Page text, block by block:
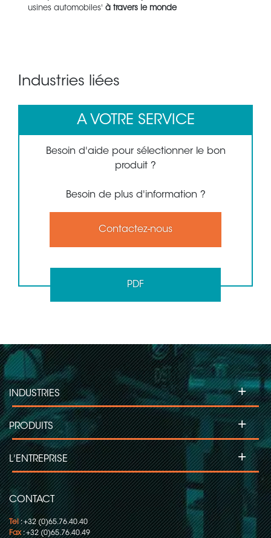
usines automobiles' à travers le monde
Industries liées
A VOTRE SERVICE
Besoin d'aide pour sélectionner le bon
produit ?
Besoin de plus d'information ?
Contactez-nous
PDF
CONTACT
Tel: +32 (0)65.76.40.40
Fax: +32 (0)65.76.40.49
INDUSTRIES +
PRODUITS +
L'ENTREPRISE +